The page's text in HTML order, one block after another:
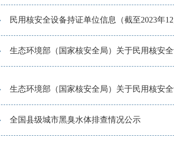
民用核安全设备持证单位信息（截至2023年12
生态环境部（国家核安全局）关于民用核安
生态环境部（国家核安全局）关于民用核安
全国县级城市黑臭水体排查情况公示